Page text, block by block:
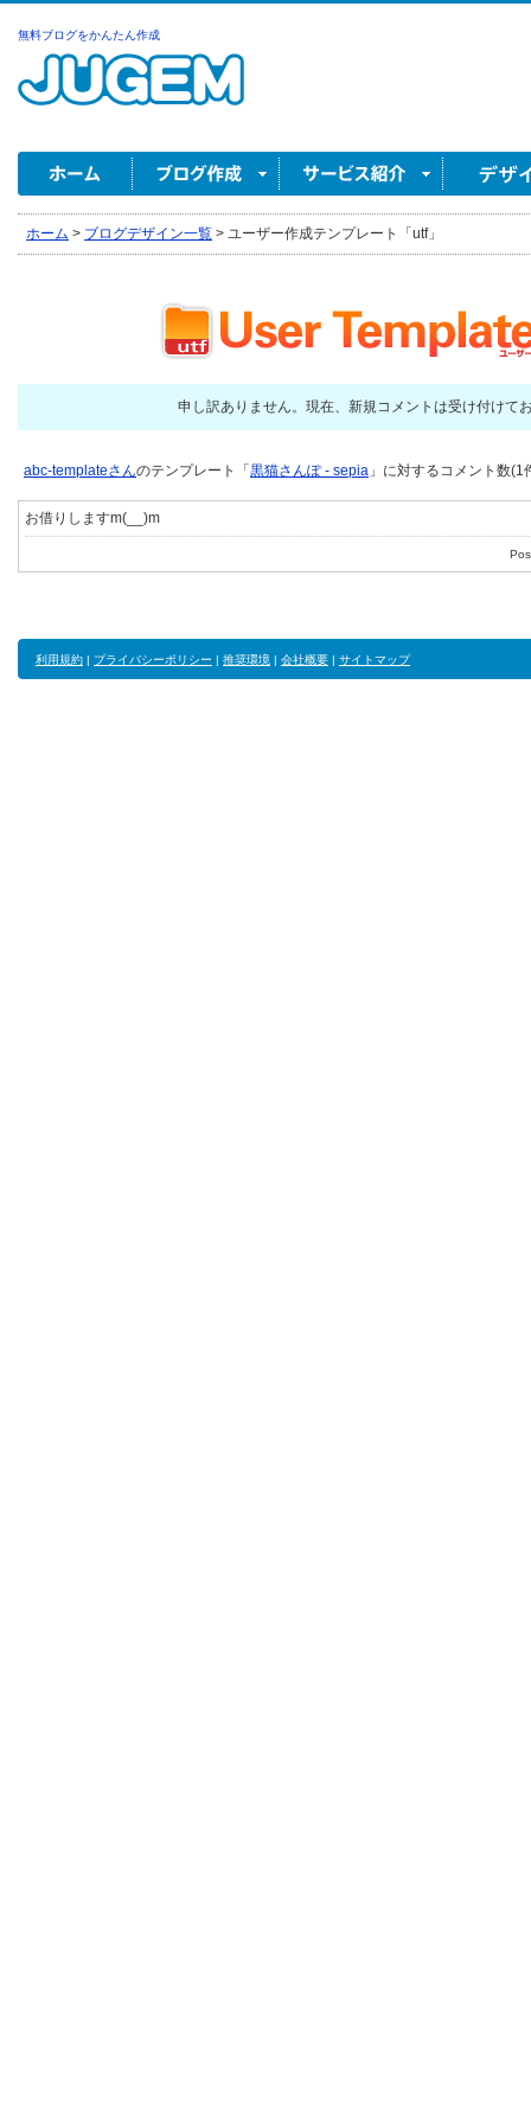
無料ブログをかんたん作成
ホーム > ブログデザイン一覧 > ユーザー作成テンプレート「utf」
申し訳ありません。現在、新規コメントは受け付けて
abc-templateさんのテンプレート「 黒猫さんぽ - sepia 」に対するコメント数(1
お借りしますm(__)m
利用規約 | プライバシーポリシー | 推奨環境 | 会社概要 | サイトマップ